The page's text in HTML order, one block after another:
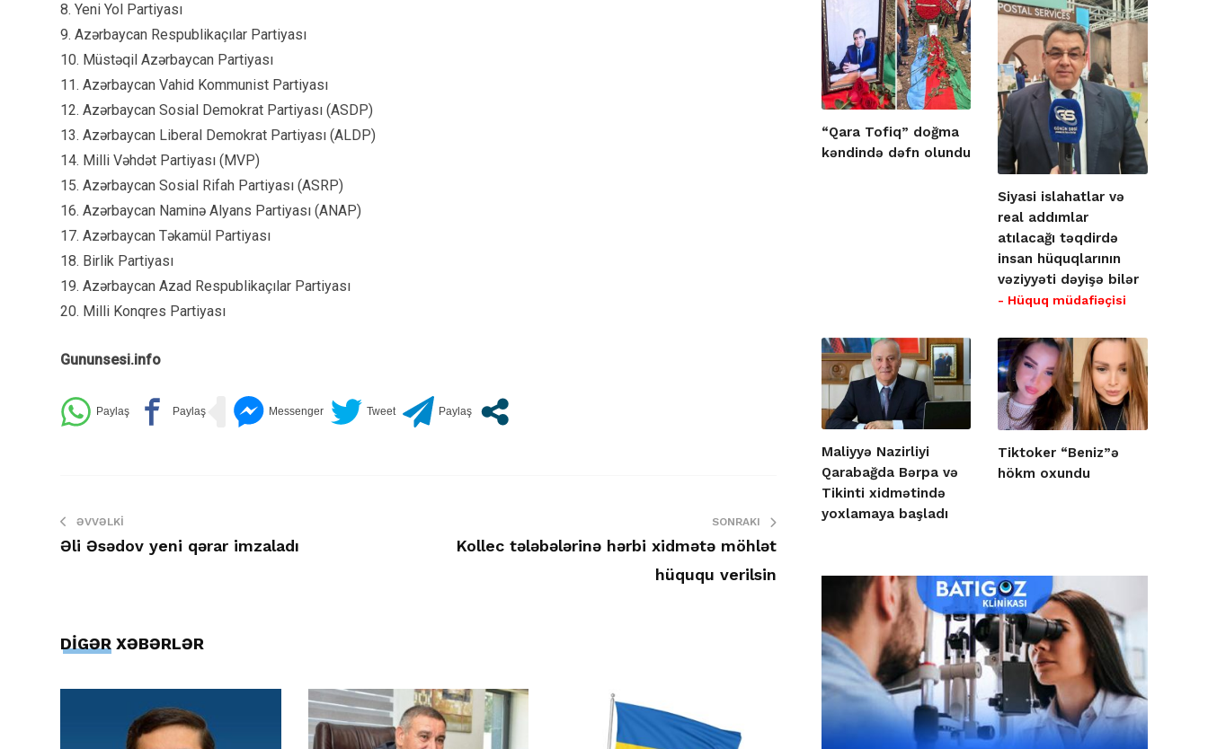
8. Yeni Yol Partiyası
9. Azərbaycan Respublikaçılar Partiyası
10. Müstəqil Azərbaycan Partiyası
11. Azərbaycan Vahid Kommunist Partiyası
12. Azərbaycan Sosial Demokrat Partiyası (ASDP)
13. Azərbaycan Liberal Demokrat Partiyası (ALDP)
14. Milli Vəhdət Partiyası (MVP)
15. Azərbaycan Sosial Rifah Partiyası (ASRP)
16. Azərbaycan Naminə Alyans Partiyası (ANAP)
17. Azərbaycan Təkamül Partiyası
18. Birlik Partiyası
19. Azərbaycan Azad Respublikaçılar Partiyası
20. Milli Konqres Partiyası
Gununsesi.info
ƏVVƏLKI
Əli Əsədov yeni qərar imzaladı
SONRAKI
Kollec tələbələrinə hərbi xidmətə möhlət
hüququ verilsin
DİGƏR XƏBƏRLƏR
“Qara Tofiq” doğma
kəndində dəfn olundu
Siyasi islahatlar və
real addımlar
atılacağı təqdirdə
insan hüquqlarının
vəziyyəti dəyişə bilər
- Hüquq müdafiəçisi
Maliyyə Nazirliyi
Qarabağda Bərpa və
Tikinti xidmətində
yoxlamaya başladı
Tiktoker “Beniz”ə
hökm oxundu